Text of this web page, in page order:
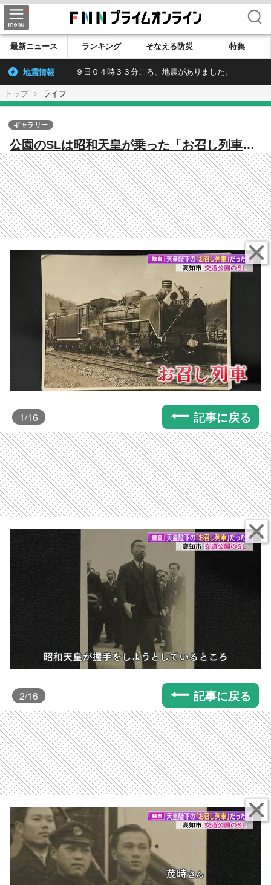
検索
最新ニュース ランキング そなえる防災 特集
地震情報 ９日０４時３３分ころ、地震がありました。
トップ ライフ
公園のSLは昭和天皇が乗った「お召し列車」
だった！ きっかけは1枚の写真 74年の時を
超えて判明した衝撃の事実
ギャラリー
1/16 記事に戻る
2/16 記事に戻る